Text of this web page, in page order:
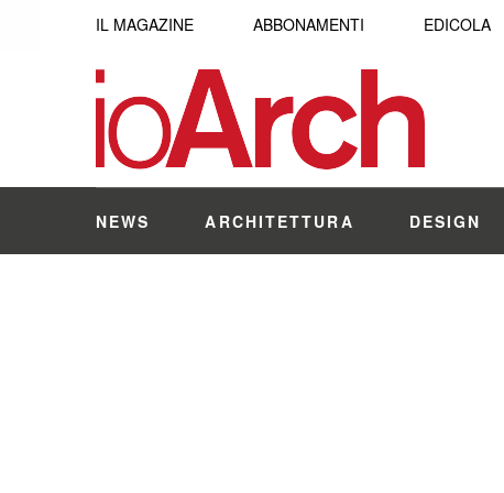
IL MAGAZINE ABBONAMENTI EDICOLA
NEWS ARCHITETTURA DESIGN